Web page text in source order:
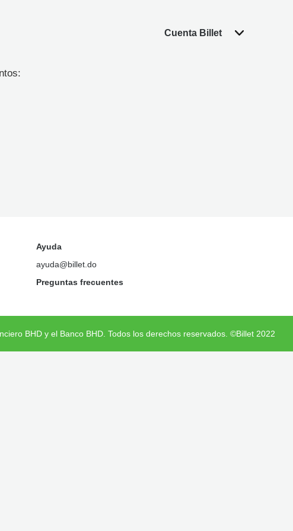
Cuenta Billet
Ayuda
ayuda@billet.do
Preguntas frecuentes
BHD y el Banco BHD. Todos los derechos reservados. ©Billet 2022